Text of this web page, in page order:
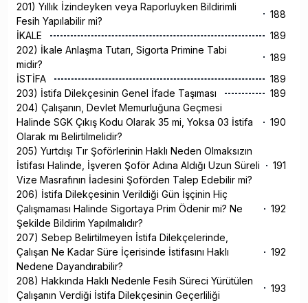
201) Yıllık İzindeyken veya Raporluyken Bildirimli
Fesih Yapılabilir mi?
188
İKALE
189
202) İkale Anlaşma Tutarı, Sigorta Primine Tabi
midir?
189
İSTİFA
189
203) İstifa Dilekçesinin Genel İfade Taşıması
189
204) Çalışanın, Devlet Memurluğuna Geçmesi
Halinde SGK Çıkış Kodu Olarak 35 mi, Yoksa 03 İstifa
Olarak mı Belirtilmelidir?
190
205) Yurtdışı Tır Şoförlerinin Haklı Neden Olmaksızın
İstifası Halinde, İşveren Şoför Adına Aldığı Uzun Süreli
Vize Masrafının İadesini Şoförden Talep Edebilir mi?
191
206) İstifa Dilekçesinin Verildiği Gün İşçinin Hiç
Çalışmaması Halinde Sigortaya Prim Ödenir mi? Ne
Şekilde Bildirim Yapılmalıdır?
192
207) Sebep Belirtilmeyen İstifa Dilekçelerinde,
Çalışan Ne Kadar Süre İçerisinde İstifasını Haklı
Nedene Dayandırabilir?
192
208) Hakkında Haklı Nedenle Fesih Süreci Yürütülen
Çalışanın Verdiği İstifa Dilekçesinin Geçerliliği
193